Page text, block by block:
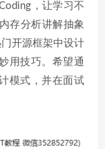
，让学习不
存分析讲解抽象
开源框架中设计
用技巧。希望通
模式，并在面试